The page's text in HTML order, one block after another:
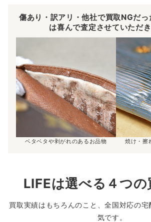
傷あり・訳アリ・他社で買取NGだ
は喜んで査定させていただき
ベタベタや剥がれのあるお品物 焼け・擦
LIFEは選べる４つの
買取実績はもちろんのこと、全国対応の宅
気です。